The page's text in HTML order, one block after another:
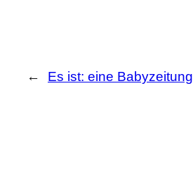
← Es ist: eine